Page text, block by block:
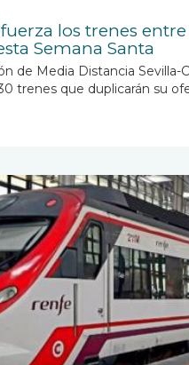
los trenes
Semana Santa
de Media Distancia Sevilla-
trenes que duplicarán su